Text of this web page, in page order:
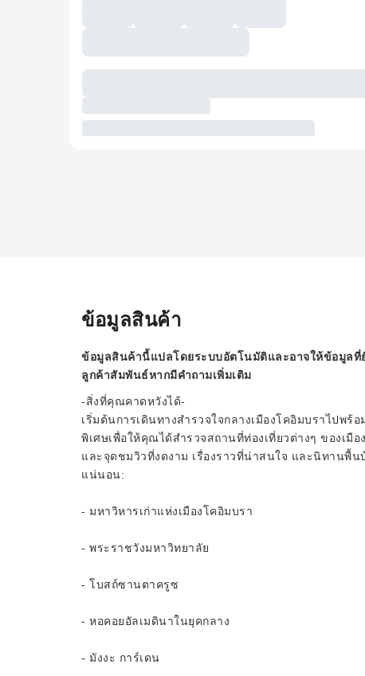
ข้อมูลสินค้า
ข้อมูลสินค้านี้แปลโดยระบบอัตโนมัติและอาจให้ข้อมูล
ลูกค้าสัมพันธ์หากมีคำถามเพิ่มเติม
-สิ่งที่คุณคาดหวังได้-
เริ่มต้นการเดินทางสำรวจใจกลางเมืองโคอิมบราไปพ
พิเศษเพื่อให้คุณได้สำรวจสถานที่ท่องเที่ยวต่างๆ ของเมื
และจุดชมวิวที่งดงาม เรื่องราวที่น่าสนใจ และนิทานพื้
แน่นอน:
- มหาวิหารเก่าแห่งเมืองโคอิมบรา
- พระราชวังมหาวิทยาลัย
- โบสถ์ซานตาครูซ
- หอคอยอัลเมดินาในยุคกลาง
- มังงะ การ์เดน